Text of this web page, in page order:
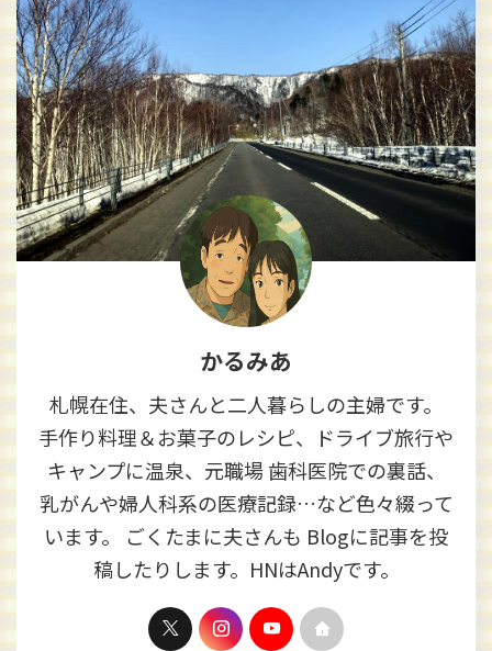
かるみあ
札幌在住、夫さんと二人暮らしの主婦です。
手作り料理＆お菓子のレシピ、ドライブ旅行や
キャンプに温泉、元職場 歯科医院での裏話、
乳がんや婦人科系の医療記録…など色々綴って
います。 ごくたまに夫さんも Blogに記事を投
稿したりします。HNはAndyです。